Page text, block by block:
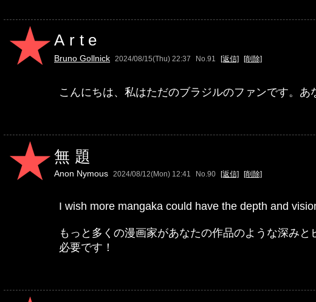
Arte
Bruno Gollnick 2024/08/15(Thu) 22:37 No.91 [返信] [削除]
こんにちは、私はただのブラジルのファンです。
無題
Anon Nymous 2024/08/12(Mon) 12:41 No.90 [返信] [削除]
I wish more mangaka could have the depth and
もっと多くの漫画家があなたの作品のような深み
必要です！